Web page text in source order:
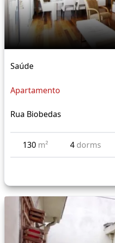
Saúde
Apartamento
Rua Biobedas
130 m² 4 dorms